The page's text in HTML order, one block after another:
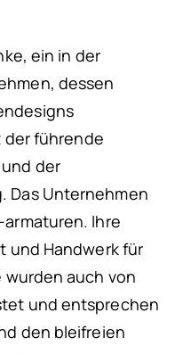
ein in der
dessen
der führende
der
Das Unternehmen
Ihre
und Handwerk für
wurden auch von
und entsprechen
den bleifreien